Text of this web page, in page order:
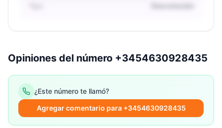
Opiniones del número +3454630928435
¿Este número te llamó?
Agregar comentario para +3454630928435